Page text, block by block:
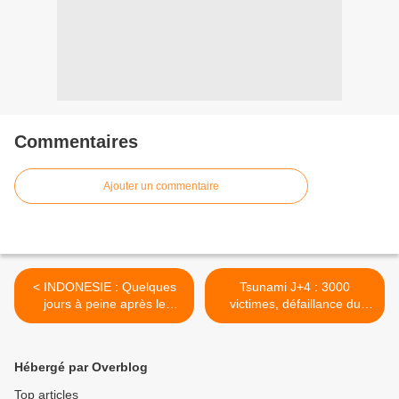
Commentaires
Ajouter un commentaire
< INDONESIE : Quelques
jours à peine après le
séisme suivi d'un tsunami
est entré en éruption ce
mercredi à 900 kms
Tsunami J+4 : 3000
victimes, défaillance du
système d'alerte faute de
Hébergé par Overblog
Top articles